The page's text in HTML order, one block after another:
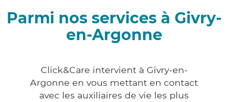
Parmi nos services à Givry-
en-Argonne
Click&Care intervient à Givry-en-
Argonne en vous mettant en contact
avec les auxiliaires de vie les plus